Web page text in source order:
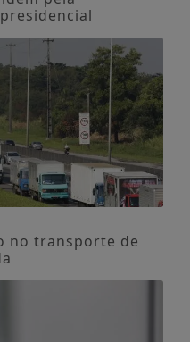
no transporte de